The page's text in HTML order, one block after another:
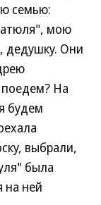
семью:
мою
дедушку. Они
На
будем
выбрали,
была
на ней